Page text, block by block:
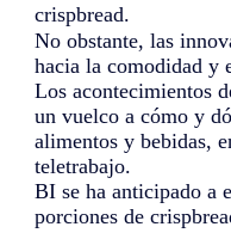
crispbread.
No obstante, las
hacia la comodidad y
Los acontecimientos
un vuelco a cómo y
alimentos y bebidas,
teletrabajo.
BI se ha anticipado a
porciones de